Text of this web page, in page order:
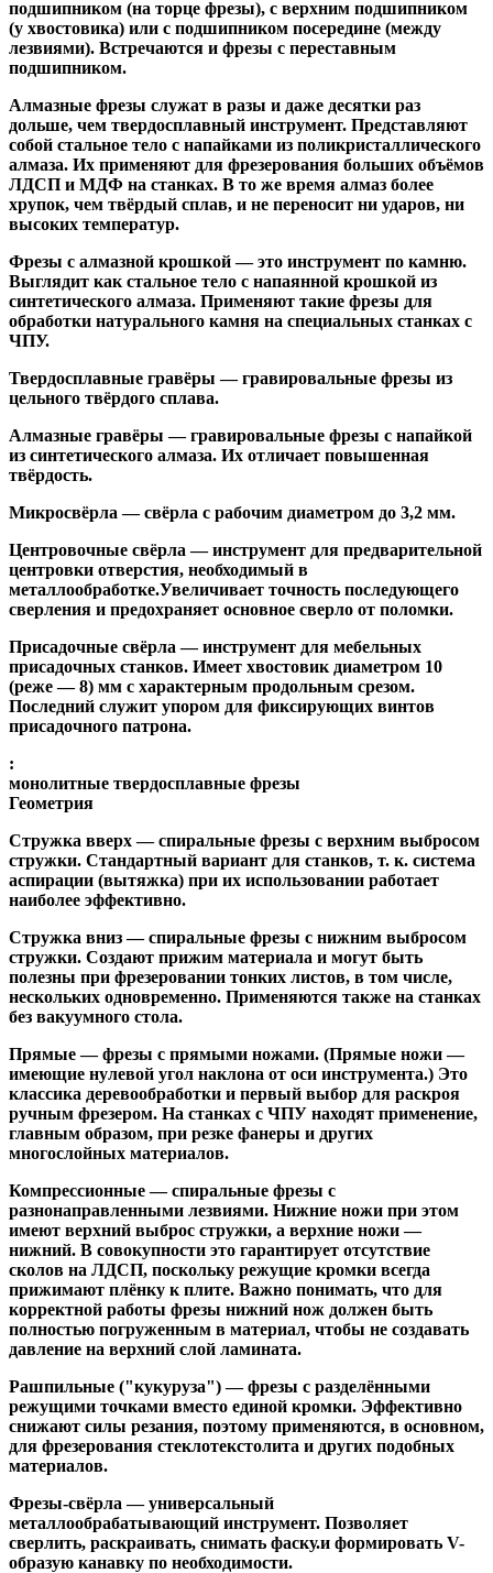
подшипником (на торце фрезы), с верхним подшипником
(у хвостовика) или с подшипником посередине (между
лезвиями). Встречаются и фрезы с переставным
подшипником.
Алмазные фрезы служат в разы и даже десятки раз
дольше, чем твердосплавный инструмент. Представляют
собой стальное тело с напайками из поликристаллического
алмаза. Их применяют для фрезерования больших объёмов
ЛДСП и МДФ на станках. В то же время алмаз более
хрупок, чем твёрдый сплав, и не переносит ни ударов, ни
высоких температур.
Фрезы с алмазной крошкой— это инструмент по камню.
Выглядит как стальное тело с напаянной крошкой из
синтетического алмаза. Применяют такие фрезы для
обработки натурального камня на специальных станках с
ЧПУ.
Твердосплавные гравёры — гравировальные фрезы из
цельного твёрдого сплава.
Алмазные гравёры — гравировальные фрезы с напайкой
из синтетического алмаза. Их отличает повышенная
твёрдость.
Микросвёрла — свёрла с рабочим диаметром до 3,2 мм.
Центровочные свёрла — инструмент для предварительной
центровки отверстия, необходимый в
металлообработке.Увеличивает точность последующего
сверления и предохраняет основное сверло от поломки.
Присадочные свёрла — инструмент для мебельных
присадочных станков. Имеет хвостовик диаметром 10
(реже — 8) мм с характерным продольным срезом.
Последний служит упором для фиксирующих винтов
присадочного патрона.
:
монолитные твердосплавные фрезы
Геометрия
Стружка вверх— спиральные фрезы с верхним выбросом
стружки. Стандартный вариант для станков, т. к. система
аспирации (вытяжка) при их использовании работает
наиболее эффективно.
Стружка вниз— спиральные фрезы с нижним выбросом
стружки. Создают прижим материала и могут быть
полезны при фрезеровании тонких листов, в том числе,
нескольких одновременно. Применяются также на станках
без вакуумного стола.
Прямые— фрезы с прямыми ножами. (Прямые ножи —
имеющие нулевой угол наклона от оси инструмента.) Это
классика деревообработки и первый выбор для раскроя
ручным фрезером. На станках с ЧПУ находят применение,
главным образом, при резке фанеры и других
многослойных материалов.
Компрессионные— спиральные фрезы с
разнонаправленными лезвиями. Нижние ножи при этом
имеют верхний выброс стружки, а верхние ножи —
нижний. В совокупности это гарантирует отсутствие
сколов на ЛДСП, поскольку режущие кромки всегда
прижимают плёнку к плите. Важно понимать, что для
корректной работы фрезы нижний нож должен быть
полностью погруженным в материал, чтобы не создавать
давление на верхний слой ламината.
Рашпильные ("кукуруза")— фрезы с разделёнными
режущими точками вместо единой кромки. Эффективно
снижают силы резания, поэтому применяются, в основном,
для фрезерования стеклотекстолита и других подобных
материалов.
Фрезы-свёрла — универсальный
металлообрабатывающий инструмент. Позволяет
сверлить, раскраивать, снимать фаску.и формировать V-
образую канавку по необходимости.